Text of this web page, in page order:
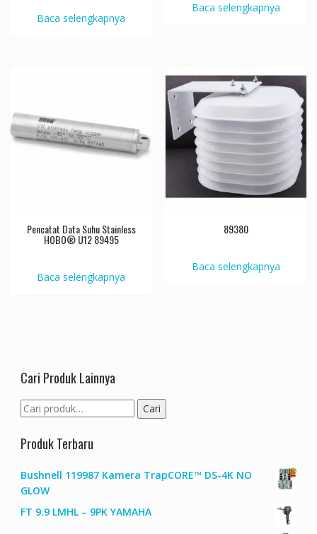
Baca selengkapnya
Baca selengkapnya
Pencatat Data Suhu Stainless
HOBO® U12 89495
Baca selengkapnya
89380
Baca selengkapnya
Cari Produk Lainnya
Pencarian
untuk:
Cari
Produk Terbaru
Bushnell 119987 Kamera TrapCORE™ DS-4K NO
GLOW
FT 9.9 LMHL – 9PK YAMAHA